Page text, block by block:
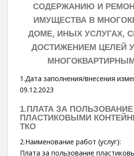
СОДЕРЖАНИЮ И
ИМУЩЕСТВА В
ДОМЕ, ИНЫХ УСЛУГАХ,
ДОСТИЖЕНИЕМ ЦЕЛЕЙ
1.Дата заполнения/внесения
09.12.2023
1.ПЛАТА ЗА ПОЛЬЗОВАНИЕ
ПЛАСТИКОВЫМИ
ТКО
2.Наименование работ (услуг):
Плата за пользование